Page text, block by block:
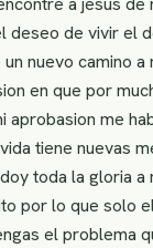
deseo de vivir el
nuevo camino a
en que por
aprobasion me
tiene nuevas
toda la gloria a
por lo que solo
el problema